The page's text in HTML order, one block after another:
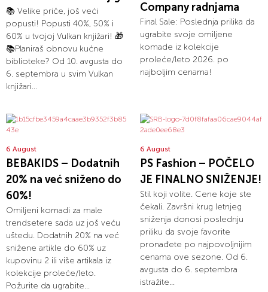
📚 Velike priče, još veći
popusti! Popusti 40%, 50% i
60% u tvojoj Vulkan knjižari! 🎁
📚Planiraš obnovu kućne
biblioteke? Od 10. avgusta do
6. septembra u svim Vulkan
knjižari...
Company radnjama
Final Sale: Poslednja prilika da
ugrabite svoje omiljene
komade iz kolekcije
proleće/leto 2026. po
najboljim cenama!
6 August
BEBAKIDS – Dodatnih
20% na već sniženo do
60%!
Omiljeni komadi za male
trendsetere sada uz još veću
uštedu. Dodatnih 20% na već
snižene artikle do 60% uz
kupovinu 2 ili više artikala iz
kolekcije proleće/leto.
Požurite da ugrabite...
6 August
PS Fashion – POČELO
JE FINALNO SNIŽENJE!
Stil koji volite. Cene koje ste
čekali. Završni krug letnjeg
sniženja donosi poslednju
priliku da svoje favorite
pronađete po najpovoljnijim
cenama ove sezone. Od 6.
avgusta do 6. septembra
istražite...